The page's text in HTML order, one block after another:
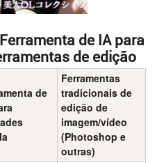
de IA para
de edição
de
Ferramentas
tradicionais de
edição de
imagem/vídeo
(Photoshop e
outras)